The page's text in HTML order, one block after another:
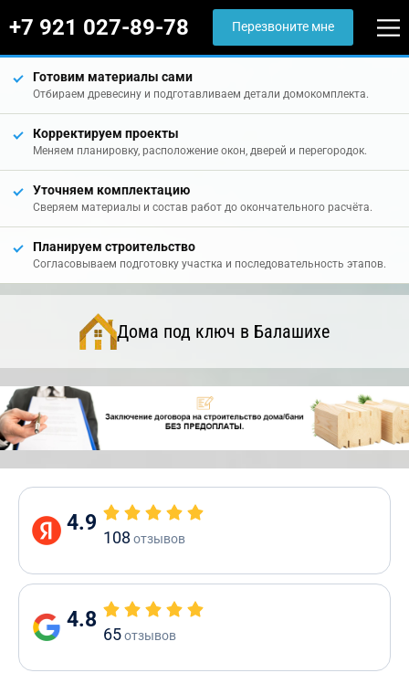
+7 921 027-89-78 Перезвоните мне
Готовим материалы сами
Отбираем древесину и подготавливаем детали домокомплекта.
Корректируем проекты
Меняем планировку, расположение окон, дверей и перегородок.
Уточняем комплектацию
Сверяем материалы и состав работ до окончательного расчёта.
Планируем строительство
Согласовываем подготовку участка и последовательность этапов.
Дома под ключ в Балашихе
4.9
108 отзывов
4.8
65отзывов